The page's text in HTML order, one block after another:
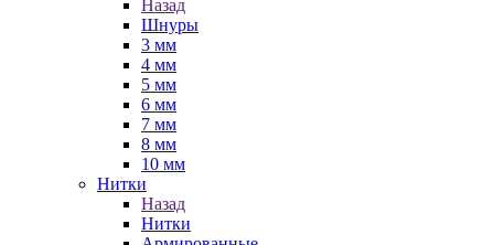
Назад
Шнуры
3 мм
4 мм
5 мм
6 мм
7 мм
8 мм
10 мм
Нитки
Назад
Нитки